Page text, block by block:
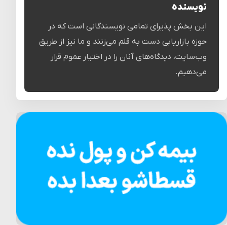
نویسنده
این بخش پذیرای تمامی نویسندگانی است که در
حوزه بازاریابی دست به قلم می‌زنند و ما نیز از طریق
وب‌سایت، دیدگاه‌های آنان را در اختیار عموم قرار
می‌دهیم.